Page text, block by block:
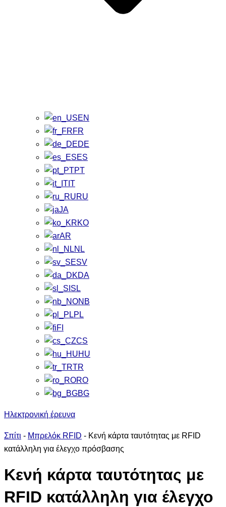
EN
FR
DE
ES
PT
IT
RU
JA
KO
AR
NL
SV
DA
SL
NB
PL
FI
CS
HU
TR
RO
BG
Ηλεκτρονική έρευνα
Σπίτι - Μπρελόκ RFID - Κενή κάρτα ταυτότητας με RFID
κατάλληλη για έλεγχο πρόσβασης
Κενή κάρτα ταυτότητας με
RFID κατάλληλη για έλεγχο